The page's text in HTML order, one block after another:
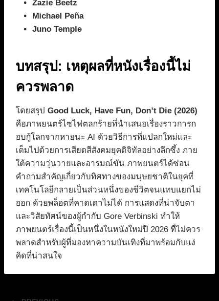
Zazie Beetz
Michael Peña
Juno Temple
บทสรุป: เหตุผลที่หนังเรื่องนี้ไม่
ควรพลาด
โดยสรุป Good Luck, Have Fun, Don’t Die (2026)
คือภาพยนตร์ไซไฟตลกร้ายที่นำเสนอเรื่องราวการก
อบกู้โลกจากหายนะ AI ด้วยวิธีการที่แปลกใหม่และ
เต็มไปด้วยการเสียดสีสังคมยุคดิจิทัลอย่างลึกซึ้ง ภาย
ใต้ความวุ่นวายและอารมณ์ขัน ภาพยนตร์ได้ซ่อน
คำถามสำคัญเกี่ยวกับทิศทางของมนุษยชาติในยุคที่
เทคโนโลยีกลายเป็นส่วนหนึ่งของชีวิตจนแทบแยกไม่
ออก ด้วยพล็อตที่คาดเดาไม่ได้ การแสดงที่น่าจับตา
และวิสัยทัศน์ของผู้กำกับ Gore Verbinski ทำให้
ภาพยนตร์เรื่องนี้เป็นหนึ่งในหนังใหม่ปี 2026 ที่ไม่ควร
พลาดสำหรับผู้ที่มองหาความบันเทิงที่มาพร้อมกับแง่
คิดที่น่าสนใจ